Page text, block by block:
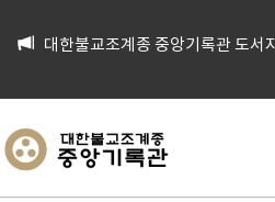
대한불교조계종 중앙기록관 도서